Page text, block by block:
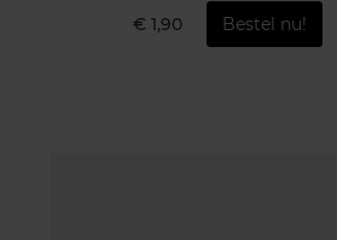
€ 1,90 Bestel nu!